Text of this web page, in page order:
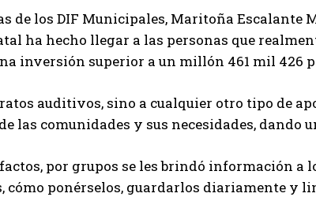
de los DIF Municipales, Maritoña Escalante
ha hecho llegar a las personas que
inversión superior a un millón 461 mil 426
auditivos, sino a cualquier otro tipo de
las comunidades y sus necesidades, dando
por grupos se les brindó información a
cómo ponérselos, guardarlos diariamente y